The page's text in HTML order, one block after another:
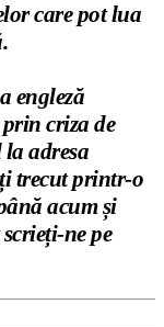
care pot lua
engleză
criza de
adresa
trecut printr-o
acum și
ne pe